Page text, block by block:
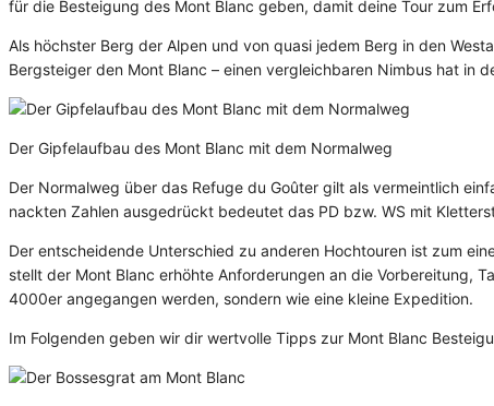
für die Besteigung des Mont Blanc geben, damit deine Tour zum
Als höchster Berg der Alpen und von quasi jedem Berg in den
Bergsteiger den Mont Blanc – einen vergleichbaren Nimbus hat in
Der Gipfelaufbau des Mont Blanc mit dem Normalweg
Der Normalweg über das Refuge du Goûter gilt als vermeintlich
nackten Zahlen ausgedrückt bedeutet das PD bzw. WS mit
Der entscheidende Unterschied zu anderen Hochtouren ist zum
stellt der Mont Blanc erhöhte Anforderungen an die Vorbereitung,
4000er angegangen werden, sondern wie eine kleine Expedition.
Im Folgenden geben wir dir wertvolle Tipps zur Mont Blanc